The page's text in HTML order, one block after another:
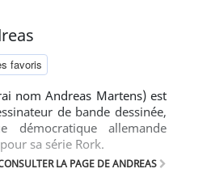
favoris
nom Andreas Martens) est
de bande dessinée,
démocratique allemande
sa série Rork.
LA PAGE DE ANDREAS